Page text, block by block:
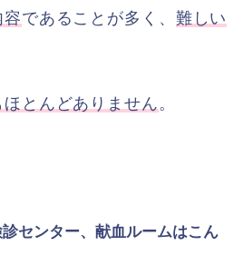
であることが多く、 難しい
ほとんどありません。
センター、献血ルームはこん